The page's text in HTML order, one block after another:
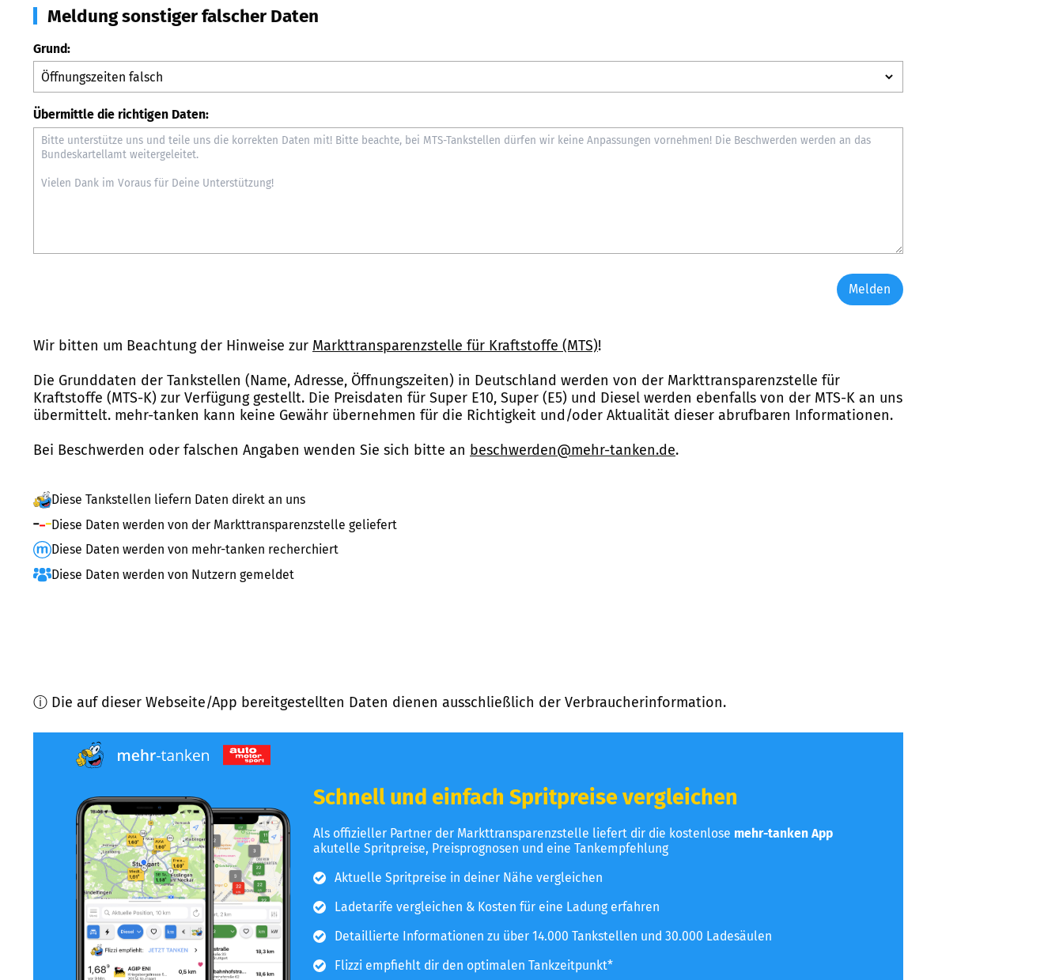
Meldung sonstiger falscher Daten
Grund:
Übermittle die richtigen Daten:
Melden
Wir bitten um Beachtung der Hinweise zur Markttransparenzstelle für Kraftstoffe (MTS)!
Die Grunddaten der Tankstellen (Name, Adresse, Öffnungszeiten) in Deutschland werden von der Markttransparenzstelle für
Kraftstoffe (MTS-K) zur Verfügung gestellt. Die Preisdaten für Super E10, Super (E5) und Diesel werden ebenfalls von der MTS-K an uns
übermittelt. mehr-tanken kann keine Gewähr übernehmen für die Richtigkeit und/oder Aktualität dieser abrufbaren Informationen.
Bei Beschwerden oder falschen Angaben wenden Sie sich bitte an beschwerden@mehr-tanken.de.
Diese Tankstellen liefern Daten direkt an uns
Diese Daten werden von der Markttransparenzstelle geliefert
Diese Daten werden von mehr-tanken recherchiert
Diese Daten werden von Nutzern gemeldet
ⓘ Die auf dieser Webseite/App bereitgestellten Daten dienen ausschließlich der Verbraucherinformation.
Schnell und einfach Spritpreise vergleichen
Als offizieller Partner der Markttransparenzstelle liefert dir die kostenlose mehr-tanken App
akutelle Spritpreise, Preisprognosen und eine Tankempfehlung
Aktuelle Spritpreise in deiner Nähe vergleichen
Ladetarife vergleichen & Kosten für eine Ladung erfahren
Detaillierte Informationen zu über 14.000 Tankstellen und 30.000 Ladesäulen
Flizzi empfiehlt dir den optimalen Tankzeitpunkt*